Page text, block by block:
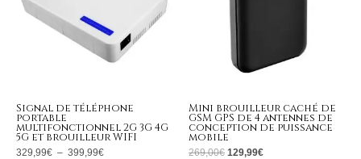
Signal de téléphone
portable
multifonctionnel 2G 3G 4G
5G et brouilleur WIFI
329,99€ – 399,99€
Mini brouilleur caché de
GSM GPS de 4 antennes de
conception de puissance
mobile
269,00€ 129,99€